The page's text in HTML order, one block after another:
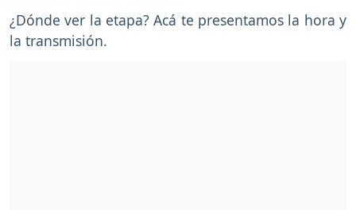
¿Dónde ver la etapa? Acá te presentamos la hora y
la transmisión.